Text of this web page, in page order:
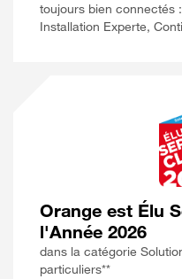
toujours bien connectés
Installation Experte,
Orange est Élu
l'Année 2026
dans la catégorie
particuliers**